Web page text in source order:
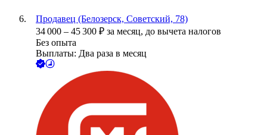
Продавец (Белозерск, Советский, 78)
34 000 – 45 300 ₽ за месяц, до вычета налогов
Без опыта
Выплаты: Два раза в месяц